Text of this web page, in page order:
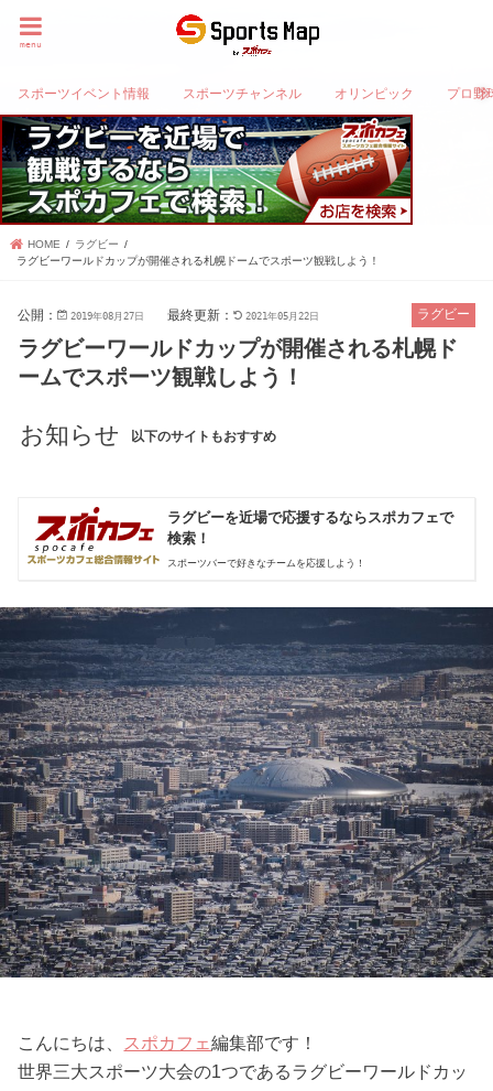
menu
スポーツイベント情報 スポーツチャンネル オリンピック プロ野
HOME
ラグビー
ラグビーワールドカップが開催される札幌ドームでスポーツ観戦しよう！
ラグビー
公開： 2019年08月27日 最終更新： 2021年05月22日
ラグビーワールドカップが開催される札幌ド
ームでスポーツ観戦しよう！
お知らせ 以下のサイトもおすすめ
ラグビーを近場で応援するならスポカフェで
検索！
スポーツバーで好きなチームを応援しよう！
こんにちは、 スポカフェ編集部です！
世界三大スポーツ大会の1つであるラグビーワールドカッ